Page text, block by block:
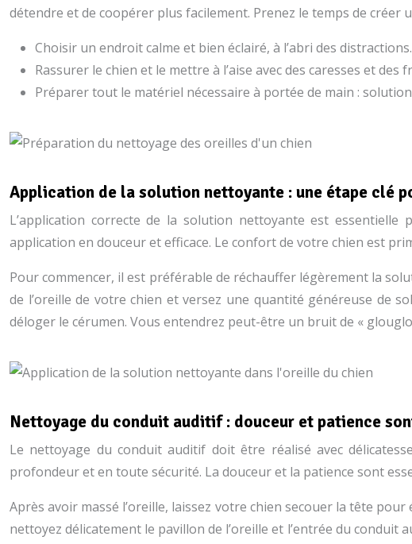
détendre et de coopérer plus facilement. Prenez le temps de créer
Choisir un endroit calme et bien éclairé, à l’abri des distractions.
Rassurer le chien et le mettre à l’aise avec des caresses et des
Préparer tout le matériel nécessaire à portée de main :
Application de la solution nettoyante : une étape clé
L’application correcte de la solution nettoyante est
application en douceur et efficace. Le confort de votre chien est
Pour commencer, il est préférable de réchauffer légèrement la
de l’oreille de votre chien et versez une quantité généreuse de
déloger le cérumen. Vous entendrez peut-être un bruit de «
Nettoyage du conduit auditif : douceur et patience
Le nettoyage du conduit auditif doit être réalisé avec
profondeur et en toute sécurité. La douceur et la patience sont
Après avoir massé l’oreille, laissez votre chien secouer la tête
nettoyez délicatement le pavillon de l’oreille et l’entrée du